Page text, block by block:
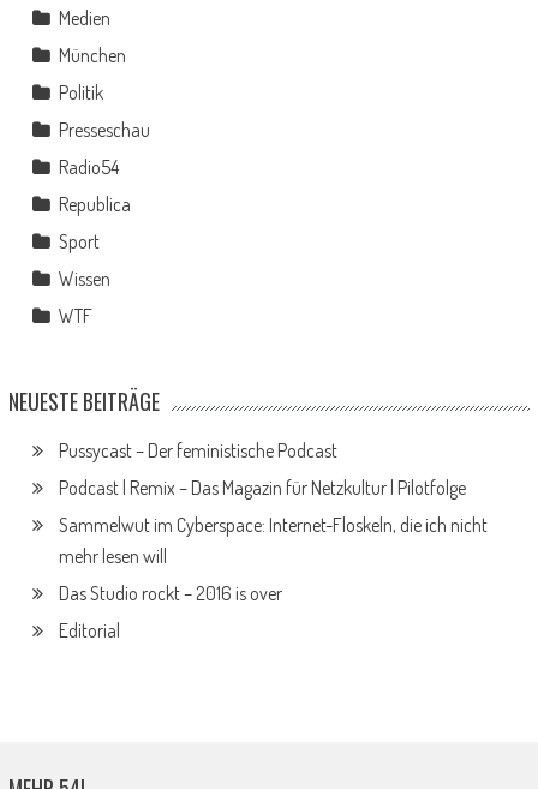
Medien
München
Politik
Presseschau
Radio54
Republica
Sport
Wissen
WTF
NEUESTE BEITRÄGE
Pussycast – Der feministische Podcast
Podcast | Remix – Das Magazin für Netzkultur | Pilotfolge
Sammelwut im Cyberspace: Internet-Floskeln, die ich nicht
mehr lesen will
Das Studio rockt – 2016 is over
Editorial